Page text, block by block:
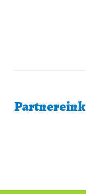
Partnereink